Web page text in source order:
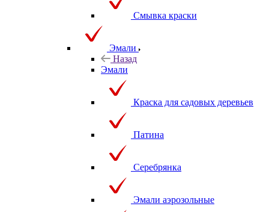
Смывка краски
Эмали
Назад
Эмали
Краска для садовых деревьев
Патина
Серебрянка
Эмали аэрозольные